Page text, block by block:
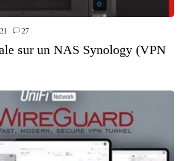
27
sur un NAS Synology (VPN